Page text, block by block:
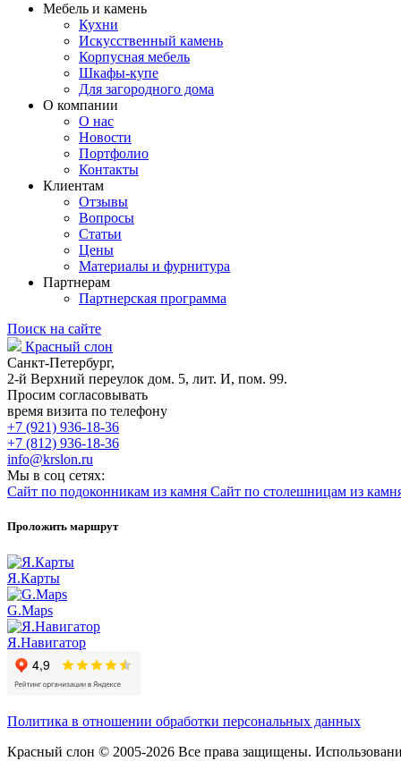
Мебель и камень
Кухни
Искусственный камень
Корпусная мебель
Шкафы-купе
Для загородного дома
О компании
О нас
Новости
Портфолио
Контакты
Клиентам
Отзывы
Вопросы
Статьи
Цены
Материалы и фурнитура
Партнерам
Партнерская программа
Поиск на сайте
Красный слон
Санкт-Петербург,
2-й Верхний переулок дом. 5, лит. И, пом. 99.
Просим согласовывать
время визита по телефону
+7 (921) 936-18-36
+7 (812) 936-18-36
info@krslon.ru
Мы в соц сетях:
Сайт по подоконникам из камня Сайт по столешницам из
Проложить маршрут
Я.Карты
G.Maps
Я.Навигатор
Политика в отношении обработки персональных данных
Красный слон © 2005-2026 Все права защищены.